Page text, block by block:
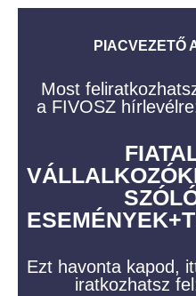
PIACVEZETŐ
Most
a FIVOSZ
Ezt havonta kapod,
iratkozhatsz